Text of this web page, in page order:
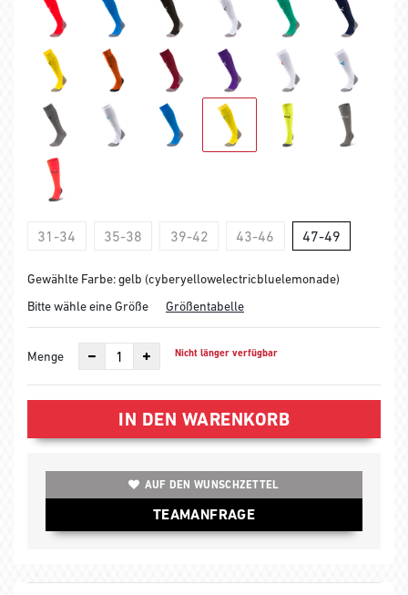
31-34 35-38 39-42 43-46 47-49
Gewählte Farbe: gelb (cyberyellowelectricbluelemonade)
Bitte wähle eine Größe
Größentabelle
Menge Nicht länger verfügbar
IN DEN WARENKORB
AUF DEN WUNSCHZETTEL
TEAMANFRAGE